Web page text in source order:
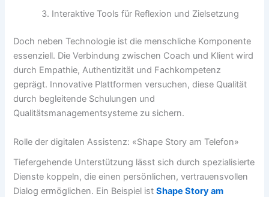
Interaktive Tools für Reflexion und Zielsetzung
Doch neben Technologie ist die menschliche Komponente
essenziell. Die Verbindung zwischen Coach und Klient wird
durch Empathie, Authentizität und Fachkompetenz
geprägt. Innovative Plattformen versuchen, diese Qualität
durch begleitende Schulungen und
Qualitätsmanagementsysteme zu sichern.
Rolle der digitalen Assistenz: «Shape Story am Telefon»
Tiefergehende Unterstützung lässt sich durch spezialisierte
Dienste koppeln, die einen persönlichen, vertrauensvollen
Dialog ermöglichen. Ein Beispiel istShape Story am